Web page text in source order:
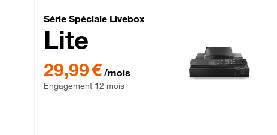
Série Spéciale Livebox
Série Spéciale Livebox
Lite
29,99 € par mois , Engagement 12 mois
29,99 € /mois
Engagement 12 mois